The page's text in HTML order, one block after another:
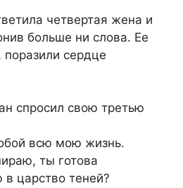
четвертая жена и
больше ни слова. Ее
сердце
спросил свою третью
всю мою жизнь.
ты готова
царство теней?